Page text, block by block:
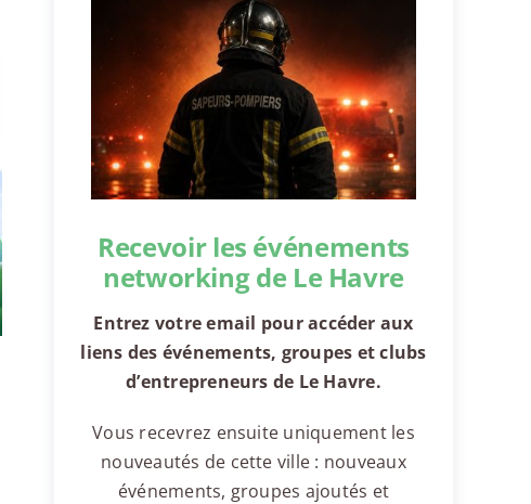
Recevoir les événements
networking de Le Havre
Entrez votre email pour accéder aux
liens des événements, groupes et clubs
d’entrepreneurs de Le Havre.
Vous recevrez ensuite uniquement les
nouveautés de cette ville : nouveaux
événements, groupes ajoutés et